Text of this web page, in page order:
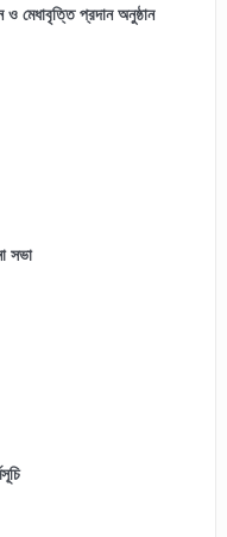
ও মেধাবৃত্তি প্রদান অনুষ্ঠান
সভা